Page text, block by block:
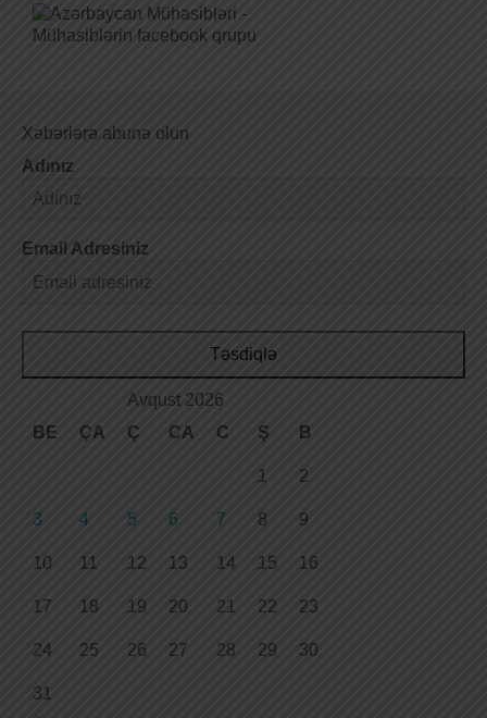
Xəbərlərə abunə olun
Adınız
Email Adresiniz
Təsdiqlə
Avqust 2026
BE
ÇA Ç CA C Ş B
1 2
3 4 5 6 7 8 9
10 11 12 13 14 15 16
17 18 19 20 21 22 23
24 25 26 27 28 29 30
31